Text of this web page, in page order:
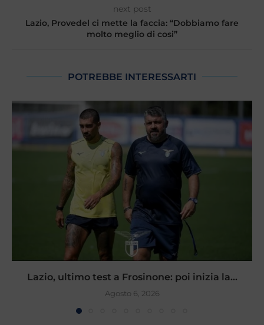
next post
Lazio, Provedel ci mette la faccia: “Dobbiamo fare
molto meglio di cosi”
POTREBBE INTERESSARTI
Lazio, ultimo test a Frosinone: poi inizia la...
Agosto 6, 2026